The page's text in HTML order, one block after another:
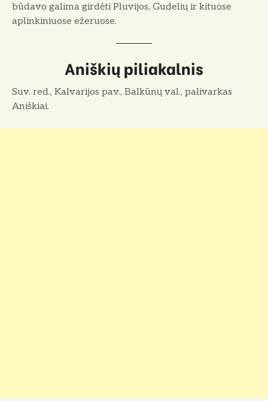
būdavo galima girdėti Pluvijos, Gudelių ir kituose
aplinkiniuose ežeruose.
Aniškių piliakalnis
Suv. red., Kalvarijos pav., Balkūnų val., palivarkas
Aniškiai.